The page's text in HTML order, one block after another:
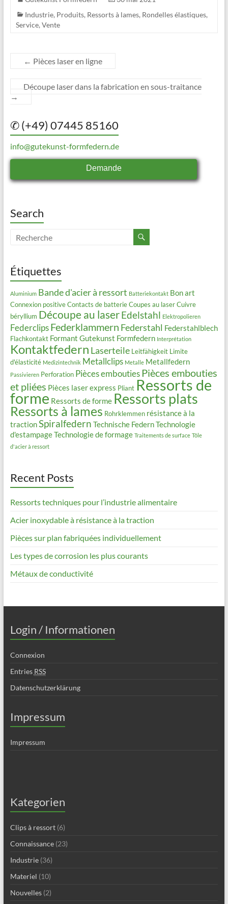
Industrie, Produits, Ressorts à lames, Rondelles élastiques,
Service, Vente
← Pièces laser en ligne
Découpe laser dans la fabrication en sous-traitance
→
✆ (+49) 07445 85160
info@gutekunst-formfedern.de
Demande
Search
Étiquettes
Aluminium Bande d'acier à ressort Batteriekontakt Bon art
Connexion positive Contacts de batterie Coupes au laser Cuivre
béryllium Découpe au laserEdelstahl Elektropolieren
Federclips Federklammern Federstahl Federstahlblech
Flachkontakt Formant Gutekunst Formfedern Interprétation
Kontaktfedern Laserteile Leitfähigkeit Limite
d'élasticité Medizintechnik Metallclips Metalle Metallfedern
Passivieren Perforation Pièces embouties Pièces embouties
et pliées Pièces laser express Pliant Ressorts de
forme Ressorts de forme Ressorts plats
Ressorts à lames Rohrklemmen résistance à la
tractionSpiralfedern Technische FedernTechnologie
d'estampageTechnologie de formage Traitements de surface Tôle
d'acier à ressort
Recent Posts
Ressorts techniques pour l’industrie alimentaire
Acier inoxydable à résistance à la traction
Pièces sur plan fabriquées individuellement
Les types de corrosion les plus courants
Métaux de conductivité
Login / Informationen
Connexion
Entries RSS
Datenschutzerklärung
Impressum
Impressum
Kategorien
Clips à ressort(6)
Connaissance(23)
Industrie(36)
Materiel (10)
Nouvelles(2)